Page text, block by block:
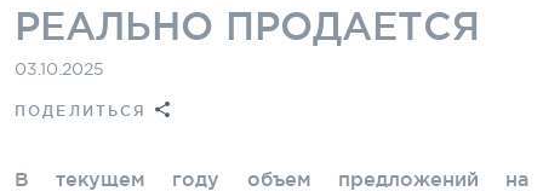
РЕАЛЬНО ПРОДАЕТСЯ
03.10.2025
ПОДЕЛИТЬСЯ
В текущем году объем предложений на